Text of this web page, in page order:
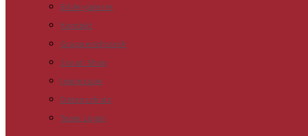
Bildergalerie
Kontakt
Gruppenchronik
Scout-Shop
Impressum
Datenschutz
Team Login